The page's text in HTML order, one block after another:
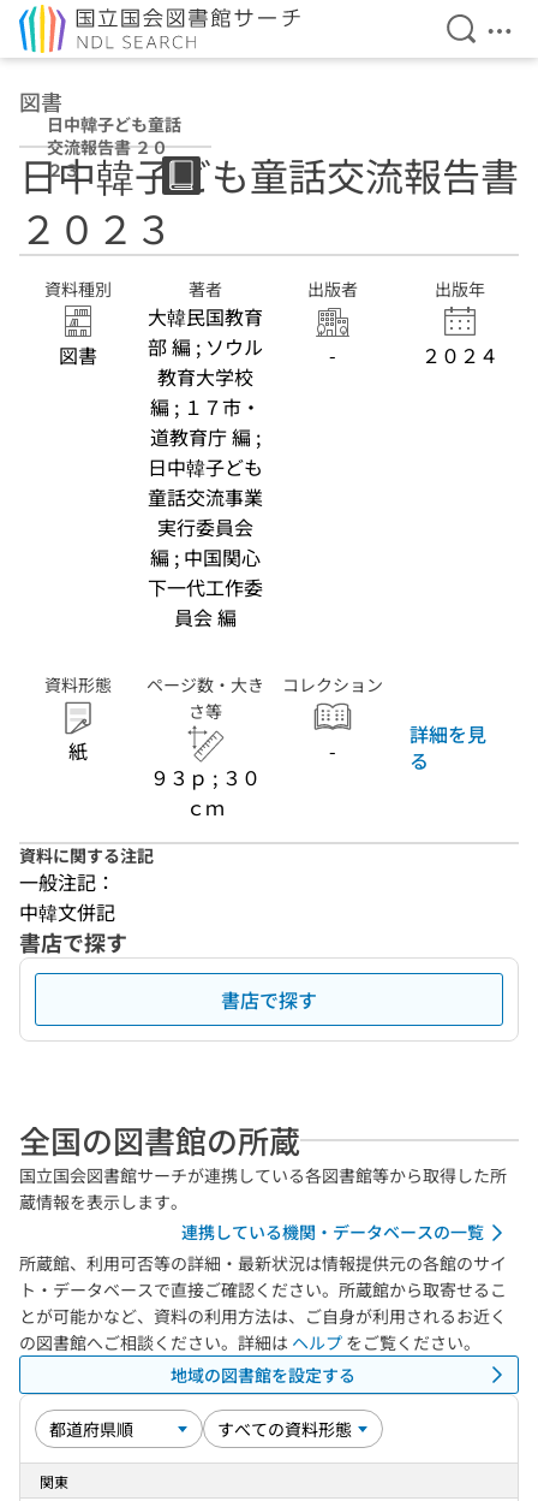
検索を
メ
図書
日中韓子ども童話
交流報告書 ２０
２３
日中韓子ども童話交流報告書
２０２３
資料種別
図書
著者
大韓民国教育
部 編 ; ソウル
教育大学校
編 ; １７市・
道教育庁 編 ;
日中韓子ども
童話交流事業
実行委員会
編 ; 中国関心
下一代工作委
員会 編
出版者
-
出版年
２０２４
資料形態
紙
ページ数・大き
さ等
９３ｐ ; ３０
ｃｍ
コレクション
-
詳細を見
る
資料に関する注記
一般注記：
中韓文併記
書店で探す
書店で探す
全国の図書館の所蔵
国立国会図書館サーチが連携している各図書館等から取得した所
蔵情報を表示します。
連携している機関・データベースの一覧
所蔵館、利用可否等の詳細・最新状況は情報提供元の各館のサイ
ト・データベースで直接ご確認ください。所蔵館から取寄せるこ
とが可能かなど、資料の利用方法は、ご自身が利用されるお近く
の図書館へご相談ください。詳細は ヘルプ をご覧ください。
地域の図書館を設定する
関東